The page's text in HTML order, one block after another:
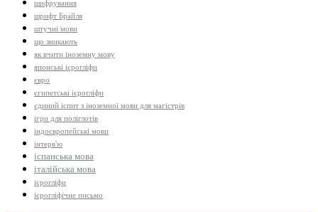
шифрування
шрифт Брайля
штучні мови
що зникають
як вчити іноземну мову
японські ієрогліфи
євро
єгипетські ієрогліфи
єдиний іспит з іноземної мови для магістрів
ігри для поліглотів
індоєвропейські мови
інтерв'ю
іспанська мова
італійська мова
ієрогліфи
ієрогліфічне письмо